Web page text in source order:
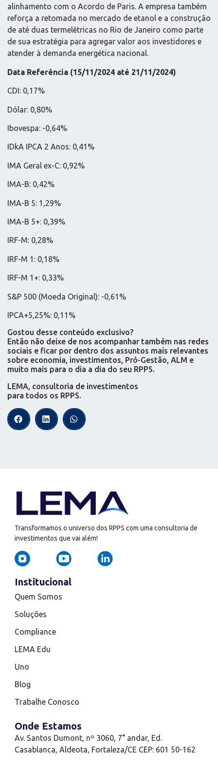
alinhamento com o Acordo de Paris. A empresa também
reforça a retomada no mercado de etanol e a construção
de até duas termelétricas no Rio de Janeiro como parte
de sua estratégia para agregar valor aos investidores e
atender à demanda energética nacional.
Data Referência (15/11/2024 até 21/11/2024)
CDI: 0,17%
Dólar: 0,80%
Ibovespa: -0,64%
IDkA IPCA 2 Anos: 0,41%
IMA Geral ex-C: 0,92%
IMA-B: 0,42%
IMA-B 5: 1,29%
IMA-B 5+: 0,39%
IRF-M: 0,28%
IRF-M 1: 0,18%
IRF-M 1+: 0,33%
S&P 500 (Moeda Original): -0,61%
IPCA+5,25%: 0,11%
Gostou desse conteúdo exclusivo?
Então não deixe de nos acompanhar também nas redes
sociais e ficar por dentro dos assuntos mais relevantes
sobre economia, investimentos, Pró-Gestão, ALM e
muito mais para o dia a dia do seu RPPS.
LEMA, consultoria de investimentos
para todos os RPPS.
Transformamos o universo dos RPPS com uma consultoria de
investimentos que vai além!
Institucional
Quem Somos
Soluções
Compliance
LEMA Edu
Uno
Blog
Trabalhe Conosco
Onde Estamos
Av. Santos Dumont, nº 3060, 7° andar, Ed.
Casablanca, Aldeota, Fortaleza/CE CEP: 601 50-162